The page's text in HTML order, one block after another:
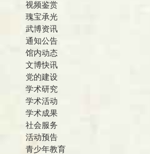
视频鉴赏
瑰宝承光
武博资讯
通知公告
馆内动态
文博快讯
党的建设
学术研究
学术活动
学术成果
社会服务
活动预告
青少年教育